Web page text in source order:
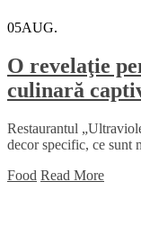
05AUG.
O revelaţie
culinară
Restaurantul
decor specific, ce sunt
Food Read More